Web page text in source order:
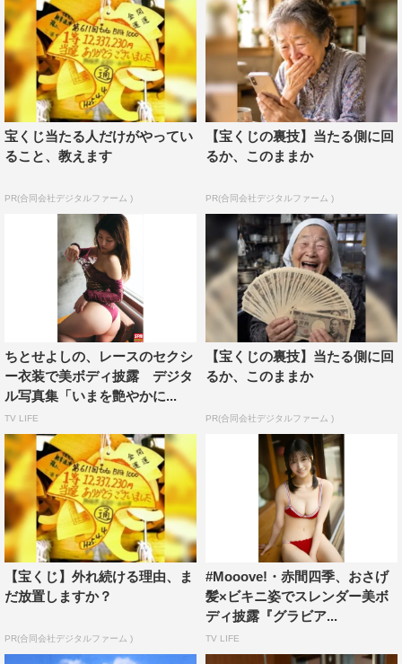
宝くじ当たる人だけがやってい
ること、教えます
PR(合同会社デジタルファーム )
【宝くじの裏技】当たる側に回
るか、このままか
PR(合同会社デジタルファーム )
ちとせよしの、レースのセクシ
ー衣装で美ボディ披露 デジタ
ル写真集「いまを艶やかに...
TV LIFE
【宝くじの裏技】当たる側に回
るか、このままか
PR(合同会社デジタルファーム )
【宝くじ】外れ続ける理由、ま
だ放置しますか？
PR(合同会社デジタルファーム )
#Mooove!・赤間四季、おさげ
髪×ビキニ姿でスレンダー美ボ
ディ披露『グラビア...
TV LIFE